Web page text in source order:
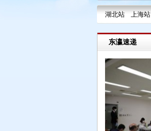
湖北站 上海站
东瀛速递